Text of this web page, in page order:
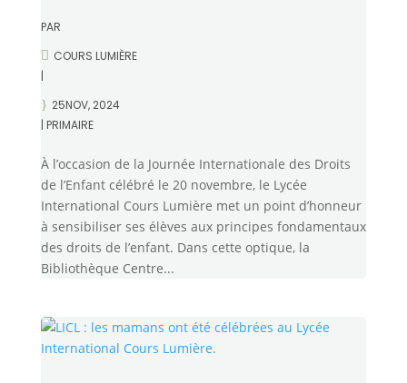
PAR
COURS LUMIÈRE
|
25NOV, 2024
| PRIMAIRE
À l’occasion de la Journée Internationale des Droits
de l’Enfant célébré le 20 novembre, le Lycée
International Cours Lumière met un point d’honneur
à sensibiliser ses élèves aux principes fondamentaux
des droits de l’enfant. Dans cette optique, la
Bibliothèque Centre...